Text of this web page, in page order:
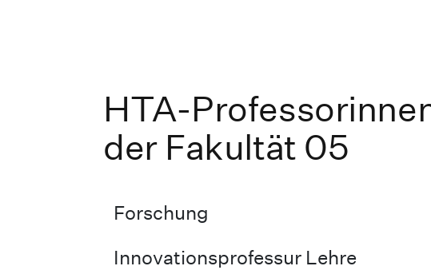
HTA-
der Fakultät 05
Forschung
Innovationsprofessur Lehre